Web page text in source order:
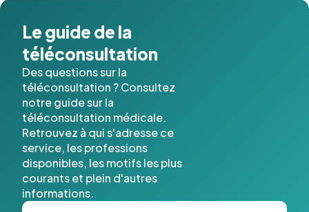
Le guide de la
téléconsultation
Des questions sur la
téléconsultation ? Consultez
notre guide sur la
téléconsultation médicale.
Retrouvez à qui s'adresse ce
service, les professions
disponibles, les motifs les plus
courants et plein d'autres
informations.